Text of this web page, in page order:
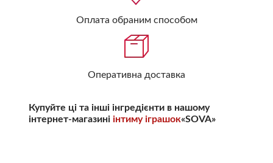
Оплата обраним способом
Оперативна доставка
Купуйте ці та інші інгредієнти в нашому
інтернет-магазині інтиму іграшок«SOVA»